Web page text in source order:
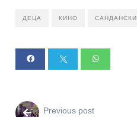
ДЕЦА КИНО САНДАНСКИ
Previous post